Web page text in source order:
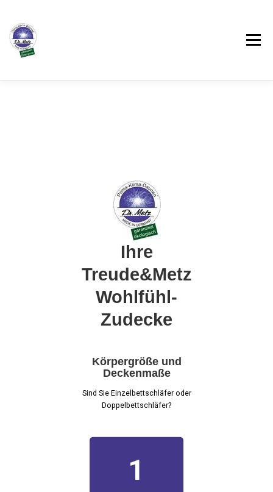
Menü
Ihre
Treude&Metz
Wohlfühl-
Zudecke
Körpergröße und
Deckenmaße
Sind Sie Einzelbettschläfer oder
Doppelbettschläfer?
1